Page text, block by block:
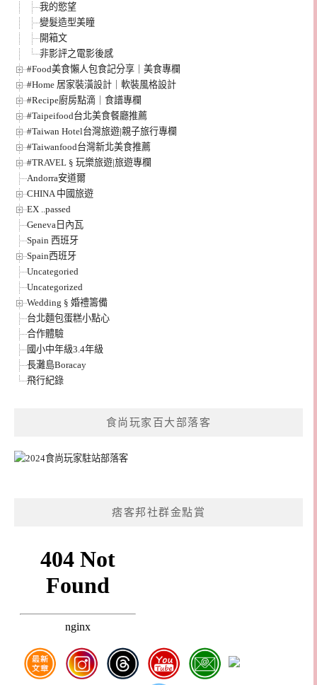
我的慾望
變髮造型美瞳
開箱文
非影評之電影後感
#Food美食懶人包食記分享｜美食專欄
#Home 居家裝潢設計｜軟裝風格設計
#Recipe廚房點滴｜食譜專欄
#Taipeifood台北美食餐廳推薦
#Taiwan Hotel台灣旅遊|親子旅行專欄
#Taiwanfood台灣新北美食推薦
#TRAVEL § 玩樂旅遊|旅遊專欄
Andorra安道爾
CHINA 中國旅遊
EX ..passed
Geneva日內瓦
Spain 西班牙
Spain西班牙
Uncategoried
Uncategorized
Wedding § 婚禮籌備
台北麵包蛋糕小點心
合作體驗
國小中年級3.4年級
長灘島Boracay
飛行紀錄
食尚玩家百大部落客
痞客邦社群金點賞